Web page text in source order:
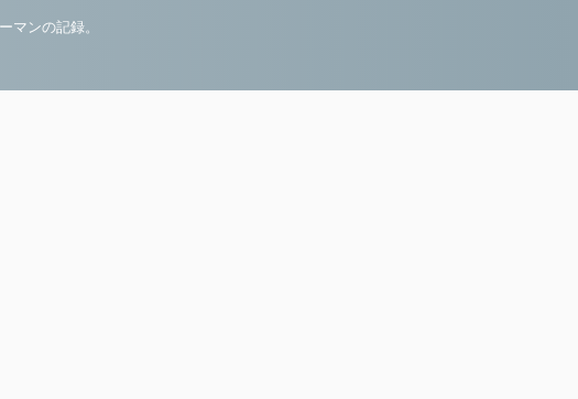
マンの記録。